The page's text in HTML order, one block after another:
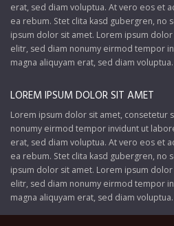
erat, sed diam voluptua. At vero eos et
ea rebum. Stet clita kasd gubergren, no
ipsum dolor sit amet. Lorem ipsum
elitr, sed diam nonumy eirmod tempor
magna aliquyam erat, sed diam voluptua.
LOREM IPSUM DOLOR SIT AMET
Lorem ipsum dolor sit amet, consetetur
nonumy eirmod tempor invidunt ut
erat, sed diam voluptua. At vero eos et
ea rebum. Stet clita kasd gubergren, no
ipsum dolor sit amet. Lorem ipsum
elitr, sed diam nonumy eirmod tempor
magna aliquyam erat, sed diam voluptua.